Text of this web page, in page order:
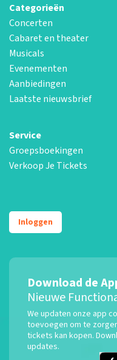
Categorieën
Concerten
Cabaret en theater
Musicals
Evenementen
Aanbiedingen
Laatste nieuwsbrief
Service
Groepsboekingen
Verkoop Je Tickets
Inloggen
Download de
Nieuwe
We updaten onze app
toevoegen om te
tickets kan kopen.
updates.